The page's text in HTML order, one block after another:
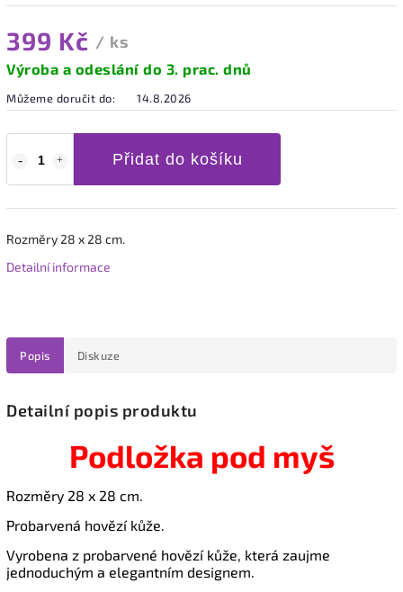
399 Kč / ks
Výroba a odeslání do 3. prac. dnů
Můžeme doručit do: 14.8.2026
Přidat do košíku
Rozměry 28 x 28 cm.
Detailní informace
Popis Diskuze
Detailní popis produktu
Podložka pod myš
Rozměry 28 x 28 cm.
Probarvená hovězí kůže.
Vyrobena z probarvené hovězí kůže, která zaujme
jednoduchým a elegantním designem.